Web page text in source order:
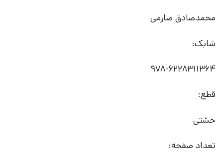
محمدصادق صارمی
شابک:
978-6228311364
قطع:
خشتی
تعداد صفحه: